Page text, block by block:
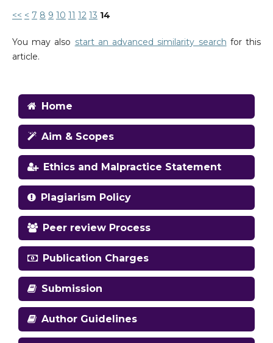
<< < 7 8 9 10 11 12 13 14
You may also start an advanced similarity search for this
article.
Home
Aim & Scopes
Ethics and Malpractice Statement
Plagiarism Policy
Peer review Process
Publication Charges
Submission
Author Guidelines